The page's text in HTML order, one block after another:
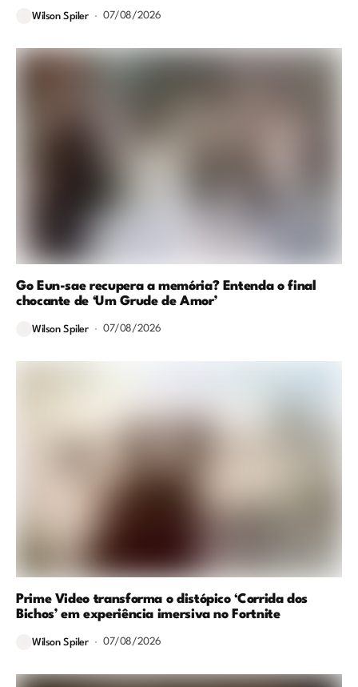
Wilson Spiler 07/08/2026
Go Eun-sae recupera a memória? Entenda o final
chocante de ‘Um Grude de Amor’
Wilson Spiler 07/08/2026
Prime Video transforma o distópico ‘Corrida dos
Bichos’ em experiência imersiva no Fortnite
Wilson Spiler 07/08/2026